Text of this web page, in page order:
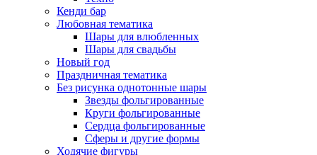
Кенди бар
Любовная тематика
Шары для влюбленных
Шары для свадьбы
Новый год
Праздничная тематика
Без рисунка однотонные шары
Звезды фольгированные
Круги фольгированные
Сердца фольгированные
Сферы и другие формы
Ходячие фигуры